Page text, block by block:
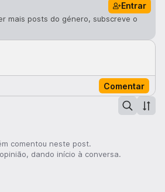
Entrar
mais posts do género, subscreve o
Comentar
comentou neste post.
dando início à conversa.